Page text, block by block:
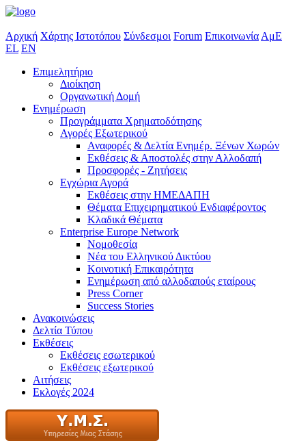
Αρχική Χάρτης Ιστοτόπου Σύνδεσμοι Forum Επικοινωνία
EL EN
Επιμελητήριο
Διοίκηση
Οργανωτική Δομή
Ενημέρωση
Προγράμματα Χρηματοδότησης
Αγορές Εξωτερικού
Αναφορές & Δελτία Ενημέρ. Ξένων Χωρών
Εκθέσεις & Αποστολές στην Αλλοδαπή
Προσφορές - Ζητήσεις
Εγχώρια Αγορά
Εκθέσεις στην ΗΜΕΔΑΠΗ
Θέματα Επιχειρηματικού Ενδιαφέροντος
Κλαδικά Θέματα
Enterprise Europe Network
Νομοθεσία
Νέα του Ελληνικού Δικτύου
Κοινοτική Επικαιρότητα
Ενημέρωση από αλλοδαπούς εταίρους
Press Corner
Success Stories
Ανακοινώσεις
Δελτία Τύπου
Εκθέσεις
Εκθέσεις εσωτερικού
Εκθέσεις εξωτερικού
Αιτήσεις
Εκλογές 2024